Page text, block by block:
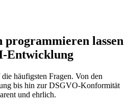
programmieren lassen
Entwicklung
häufigsten Fragen. Von den
bis hin zur DSGVO-Konformität
und ehrlich.